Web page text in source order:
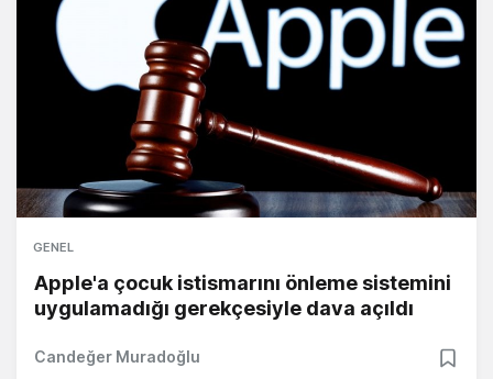
GENEL
Apple'a çocuk istismarını önleme sistemini
uygulamadığı gerekçesiyle dava açıldı
Candeğer Muradoğlu